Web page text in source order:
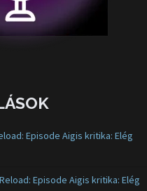
Episode Aigis kritika: Elég
Episode Aigis kritika: Elég